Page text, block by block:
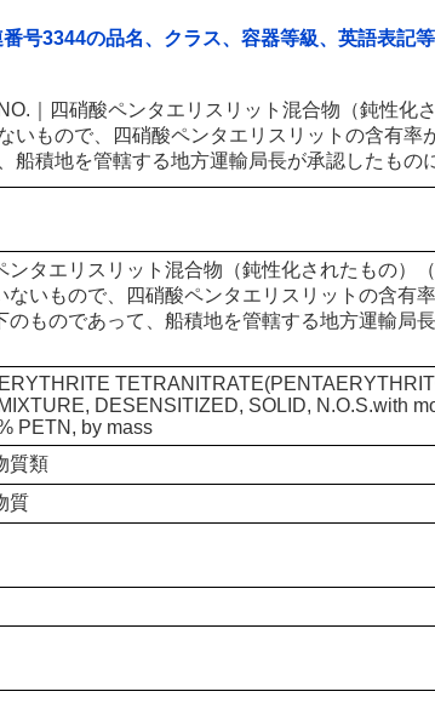
号3344の品名、クラス、容器等級、英語表記等
｜四硝酸ペンタエリスリット混合物（鈍性化
いもので、四硝酸ペンタエリスリットの含有率
船積地を管轄する地方運輸局長が承認したもの
ンタエリスリット混合物（鈍性化されたもの）
ないもので、四硝酸ペンタエリスリットの含有
のものであって、船積地を管轄する地方運輸局
DESENSITIZED, SOLID, N.O.S.with
PETN, by mass
質類
質